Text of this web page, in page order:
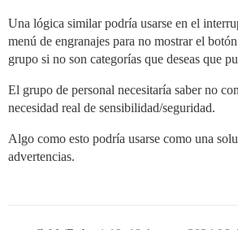
Una lógica similar podría usarse en el
menú de engranajes para no mostrar el
grupo si no son categorías que deseas que
El grupo de personal necesitaría saber no
necesidad real de sensibilidad/seguridad.
Algo como esto podría usarse como una
advertencias.